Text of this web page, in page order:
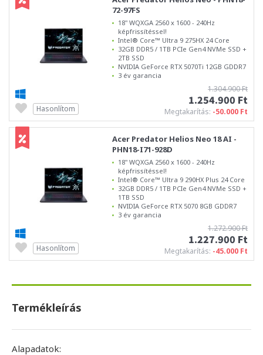
72-97FS
18" WQXGA 2560 x 1600 - 240Hz
képfrissítéssel!
Intel® Core™ Ultra 9 275HX 24 Core
32GB DDR5 / 1TB PCIe Gen4 NVMe SSD +
2TB SSD
NVIDIA GeForce RTX 5070Ti 12GB GDDR7
3 év garancia
1.304.900 Ft
1.254.900 Ft
Megtakarítás: -50.000 Ft
Hasonlítom
Acer Predator Helios Neo 18 AI -
PHN18-I71-928D
18" WQXGA 2560 x 1600 - 240Hz
képfrissítéssel!
Intel® Core™ Ultra 9 290HX Plus 24 Core
32GB DDR5 / 1TB PCIe Gen4 NVMe SSD +
1TB SSD
NVIDIA GeForce RTX 5070 8GB GDDR7
3 év garancia
1.272.900 Ft
1.227.900 Ft
Megtakarítás: -45.000 Ft
Hasonlítom
Termékleírás
Alapadatok: